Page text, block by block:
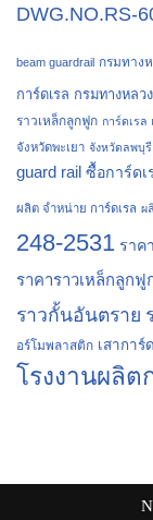
DWG.NO.RS-
beam guardrail กรมทาง
การ์ดเรล กรมทางหลว
ราวเหล็กลูกฟูก การ์ดเรล
จังหวัดพะเยา จังหวัดลพบุรี
guard rail ซื้อการ์ดเ
ผลิต จำหน่าย การ์ดเรล ผ
248-2531 ราค
ราคาราวเหล็กลูกฟู
ราวกั้นอันตราย
อร์โมพลาสติก เสาการ์
โรงงานผลิต